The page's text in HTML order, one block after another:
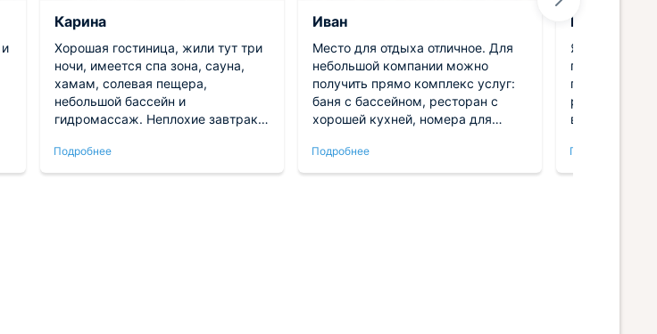
Карина
Хорошая гостиница, жили тут три
ночи, имеется спа зона, сауна,
хамам, солевая пещера,
небольшой бассейн и
гидромассаж. Неплохие завтраки
вполне демократичные цены,
Подробнее
Иван
Место для отдыха отличное. Для
небольшой компании можно
получить прямо комплекс услуг:
баня с бассейном, ресторан с
хорошей кухней, номера для
налажено, прекрасно все
справлялись со своими
Подробнее
Елена
Я могу
премиум
подойдет для
приятных
есть кафе,
Подробнее